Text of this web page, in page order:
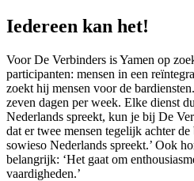
Iedereen kan het!
Voor De Verbinders is Yamen op
participanten: mensen in een
zoekt hij mensen voor de
zeven dagen per week. Elke dienst
Nederlands spreekt, kun je bij De
dat er twee mensen tegelijk achter
sowieso Nederlands spreekt.’ Ook
belangrijk: ‘Het gaat om
vaardigheden.’